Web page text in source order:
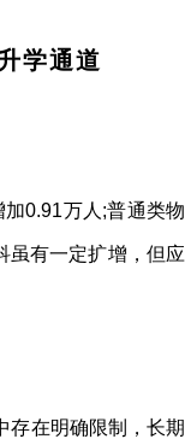
学通道
0.91万人;普通类物
虽有一定扩增，但应
存在明确限制，长期